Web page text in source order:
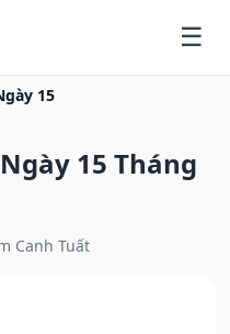
15
15 Tháng
Canh Tuất